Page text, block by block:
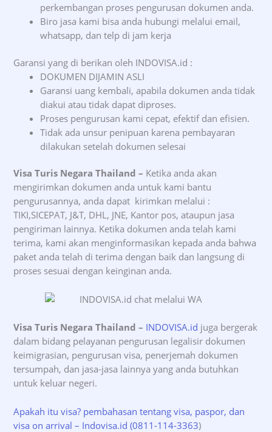
perkembangan proses pengurusan dokumen anda.
Biro jasa kami bisa anda hubungi melalui email,
whatsapp, dan telp di jam kerja
Garansi yang di berikan oleh INDOVISA.id :
DOKUMEN DIJAMIN ASLI
Garansi uang kembali, apabila dokumen anda tidak
diakui atau tidak dapat diproses.
Proses pengurusan kami cepat, efektif dan efisien.
Tidak ada unsur penipuan karena pembayaran
dilakukan setelah dokumen selesai
Visa Turis Negara Thailand – Ketika anda akan
mengirimkan dokumen anda untuk kami bantu
pengurusannya, anda dapat kirimkan melalui :
TIKI,SICEPAT, J&T, DHL, JNE, Kantor pos, ataupun jasa
pengiriman lainnya. Ketika dokumen anda telah kami
terima, kami akan menginformasikan kepada anda bahwa
paket anda telah di terima dengan baik dan langsung di
proses sesuai dengan keinginan anda.
Visa Turis Negara Thailand – INDOVISA.id juga bergerak
dalam bidang pelayanan pengurusan legalisir dokumen
keimigrasian, pengurusan visa, penerjemah dokumen
tersumpah, dan jasa-jasa lainnya yang anda butuhkan
untuk keluar negeri.
Apakah itu visa? pembahasan tentang visa, paspor, dan
visa on arrival – Indovisa.id (0811-114-3363)